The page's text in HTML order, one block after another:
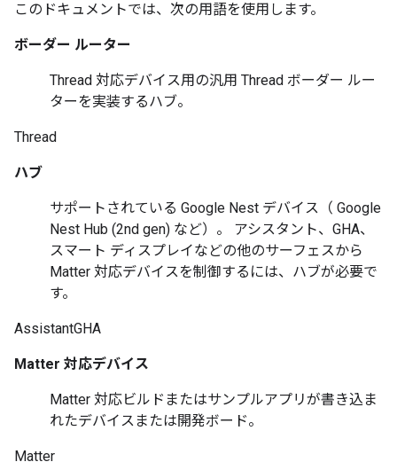
このドキュメントでは、次の用語を使用します。
ボーダー ルーター
Thread 対応デバイス用の汎用 Thread ボーダー ルー
ターを実装するハブ。
Thread
ハブ
サポートされている Google Nest デバイス（ Google
Nest Hub (2nd gen) など）。 アシスタント、GHA、
スマート ディスプレイなどの他のサーフェスから
Matter 対応デバイスを制御するには、ハブが必要で
す。
AssistantGHA
Matter 対応デバイス
Matter 対応ビルドまたはサンプルアプリが書き込ま
れたデバイスまたは開発ボード。
Matter